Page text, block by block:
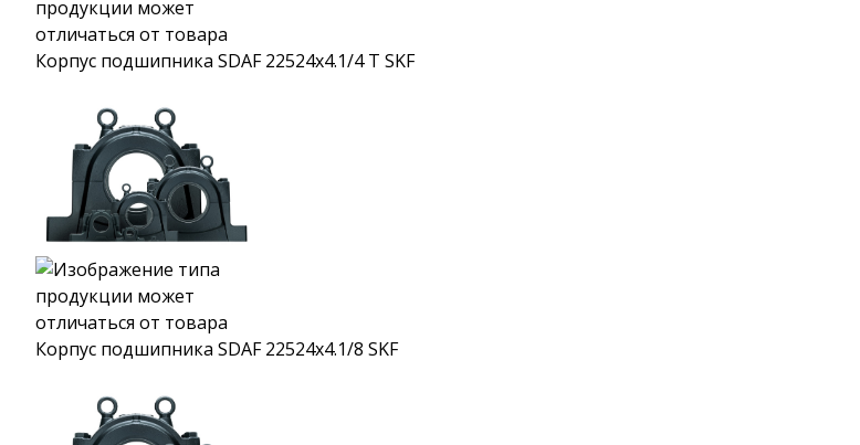
Корпус подшипника SDAF 22524x4.1/4 T SKF
Корпус подшипника SDAF 22524x4.1/8 SKF